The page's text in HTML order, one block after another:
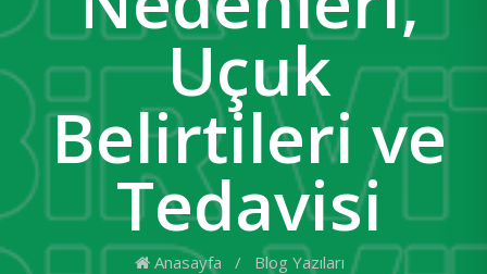
Uçuk
Belirtileri ve
Tedavisi
Anasayfa / Blog Yazıları